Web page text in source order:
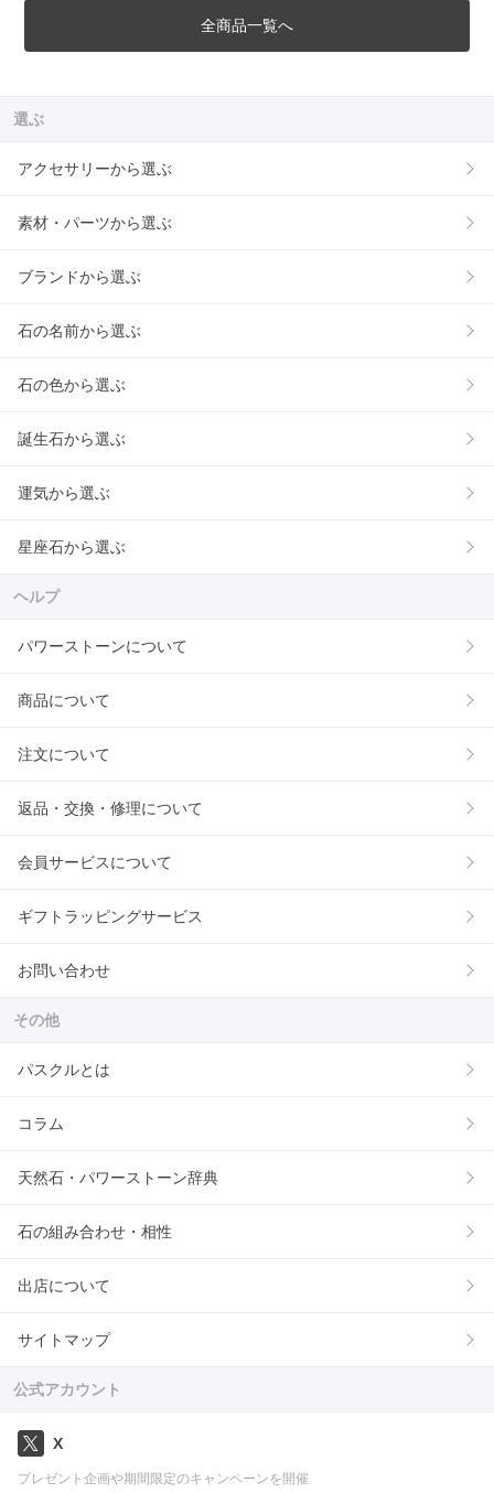
全商品一覧へ
選ぶ
アクセサリーから選ぶ
素材・パーツから選ぶ
ブランドから選ぶ
石の名前から選ぶ
石の色から選ぶ
誕生石から選ぶ
運気から選ぶ
星座石から選ぶ
ヘルプ
パワーストーンについて
商品について
注文について
返品・交換・修理について
会員サービスについて
ギフトラッピングサービス
お問い合わせ
その他
パスクルとは
コラム
天然石・パワーストーン辞典
石の組み合わせ・相性
出店について
サイトマップ
公式アカウント
X
プレゼント企画や期間限定のキャンペーンを開催